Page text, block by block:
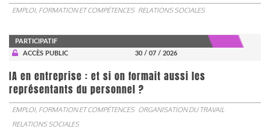
EMPLOI, FORMATION ET COMPÉTENCES RELATIONS SOCIALES
PARTICIPATIF
ACCÈS PUBLIC
30 / 07 / 2026
IA en entreprise : et si on formait aussi les
représentants du personnel ?
EMPLOI, FORMATION ET COMPÉTENCES ORGANISATION DU TRAVAIL
RELATIONS SOCIALES